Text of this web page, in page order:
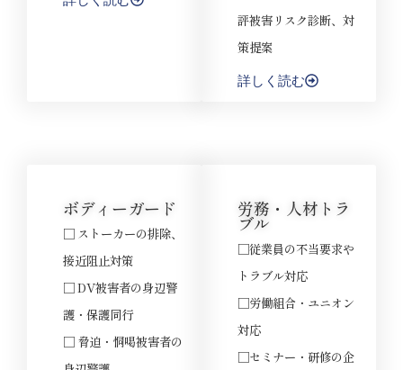
評被害リスク診断、対
策提案
詳しく読む
ボディーガード
□ ストーカーの排除、
接近阻止対策
□ DV被害者の身辺警
護・保護同行
□ 脅迫・恫喝被害者の
労務・人材トラ
ブル
□従業員の不当要求や
トラブル対応
□労働組合・ユニオン
対応
□セミナー・研修の企